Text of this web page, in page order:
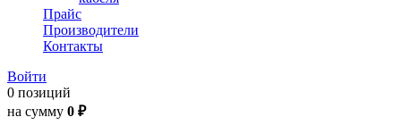
Прайс
Производители
Контакты
Войти
0 позиций
на сумму 0 ₽